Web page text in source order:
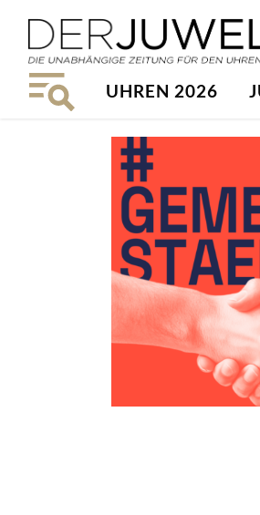
UHREN 2026